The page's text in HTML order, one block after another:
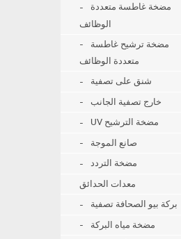
مضخة غاطسة متعددة
الوظائف
مضخة ترشيح غاطسة
متعددة الوظائف
شنق على تصفية
خارج تصفية الجانب
UV مضخة الترشيح
صانع الموجة
مضخة التردد
معدات الحدائق
بركة بيو الصحافة تصفية
مضخة مياه البركة